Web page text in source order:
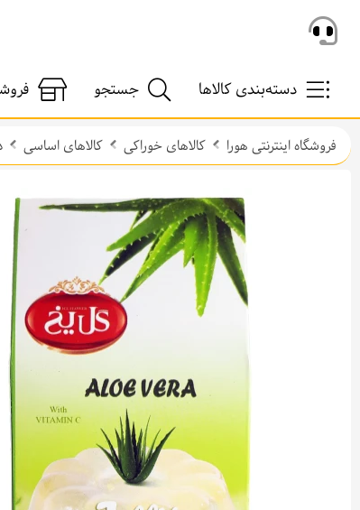
دسته‌بندی کالاها جستجو
فروشگاه اینترنتی هورا کالاهای خوراکی کالاهای اساسی